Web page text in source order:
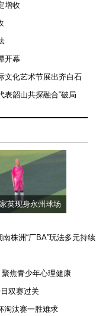
增收
开幕
文化艺术节展出齐白石
表韶山共探融合“破局
英现身永州球场
株洲“厂BA”玩法多元持续
焦青少年心理健康
双赛过关
淘汰赛一胜难求